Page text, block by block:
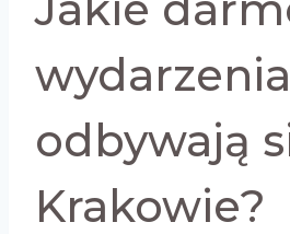
wydarzenia
odbywają
Krakowie?